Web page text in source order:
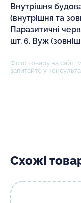
Внутрішня
(внутрішня та
Паразитичні
шт. 6. Вуж
Фото товару на сайті
запитайте у
Схожі